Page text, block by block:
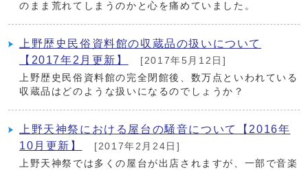
のまま荒れてしまうのかと心を痛めていました。
上野歴史民俗資料館の収蔵品の扱いについて
【2017年2月更新】
[2017年5月12日]
上野歴史民俗資料館の完全閉館後、数万点といわれている
収蔵品はどのような扱いになるのでしょうか？
上野天神祭における屋台の騒音について【2016年
10月更新】
[2017年2月24日]
上野天神祭では多くの屋台が出店されますが、一部で音楽